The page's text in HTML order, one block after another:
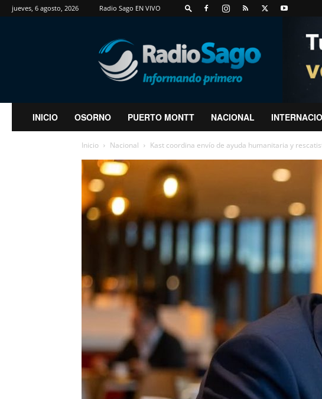
jueves, 6 agosto, 2026 Radio Sago EN VIVO
RadioSago
INICIO OSORNO PUERTO MONTT NACIONAL
Inicio Nacional Kast coordina envío de ayuda humanitaria y